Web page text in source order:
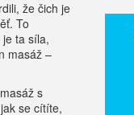
že čich je
To
ta síla,
masáž –
s
se cítíte,